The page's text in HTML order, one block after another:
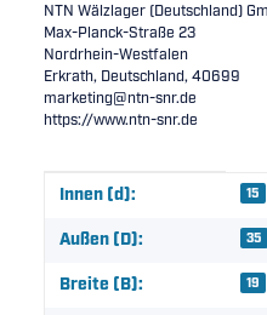
NTN Wälzlager (Deutschland)
Max-Planck-Straße 23
Nordrhein-Westfalen
Erkrath, Deutschland, 40699
marketing@ntn-snr.de
https://www.ntn-snr.de
Produkteigenschaft
Wert
Innen (d): 15
Außen (D): 35
Breite (B): 19